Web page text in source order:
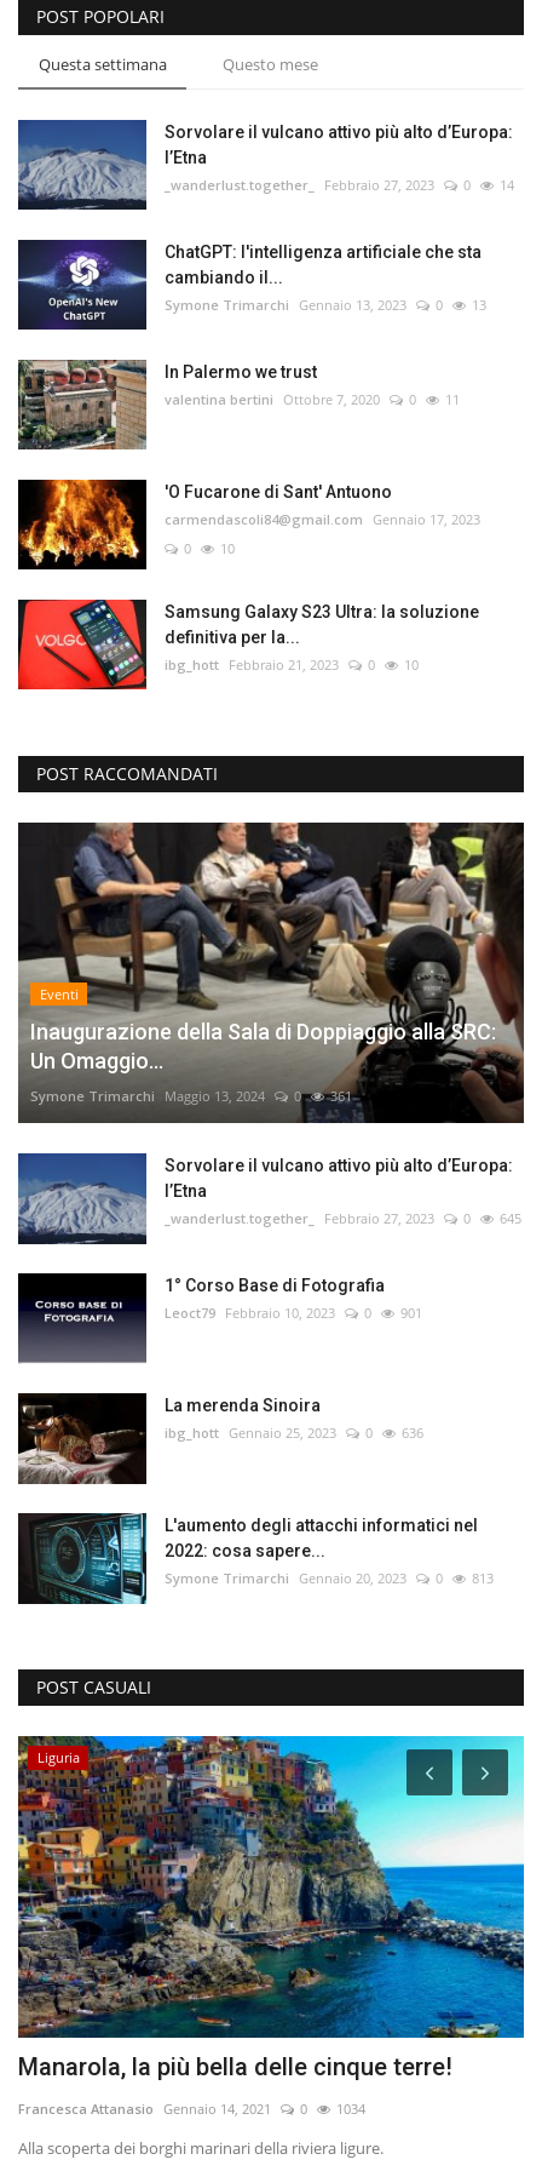
POST POPOLARI
Questa settimana Questo mese
Sorvolare il vulcano attivo più alto d’Europa:
l’Etna
_wanderlust.together_ Febbraio 27, 2023 0 14
ChatGPT: l'intelligenza artificiale che sta
cambiando il...
Symone Trimarchi Gennaio 13, 2023 0 13
In Palermo we trust
valentina bertini Ottobre 7, 2020 0 11
'O Fucarone di Sant' Antuono
carmendascoli84@gmail.com
Gennaio 17, 2023
0
10
Samsung Galaxy S23 Ultra: la soluzione
definitiva per la...
ibg_hott Febbraio 21, 2023 0 10
POST RACCOMANDATI
Eventi
Inaugurazione della Sala di Doppiaggio alla SRC:
Un Omaggio...
Symone Trimarchi Maggio 13, 2024 0 361
Sorvolare il vulcano attivo più alto d’Europa:
l’Etna
_wanderlust.together_ Febbraio 27, 2023 0 645
1° Corso Base di Fotografia
Leoct79 Febbraio 10, 2023 0 901
La merenda Sinoira
ibg_hott Gennaio 25, 2023 0 636
L'aumento degli attacchi informatici nel
2022: cosa sapere...
Symone Trimarchi Gennaio 20, 2023 0 813
POST CASUALI
Liguria
Manarola, la più bella delle cinque terre!
Francesca Attanasio Gennaio 14, 2021 0 1034
Alla scoperta dei borghi marinari della riviera ligure.